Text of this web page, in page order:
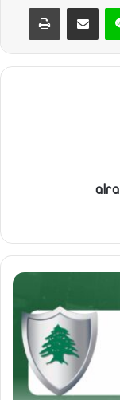
لاين مشاركة عبر البريد طباعة